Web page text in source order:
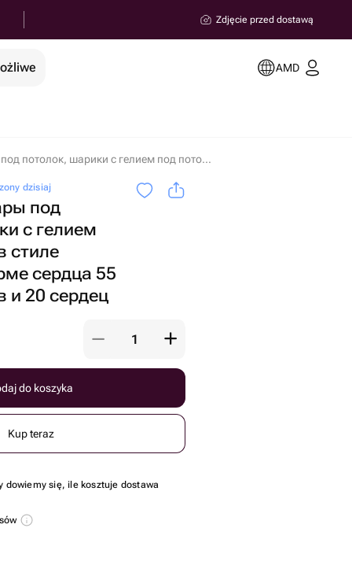
Zdjęcie przed dostawą
AMD
Воздушные шары под потолок, шарики с гелием под потолком в стиле Pinterest, в форме сердца 55 белых шариков и 20 сердец w miejscowości Erywań
dzisiaj
под
с гелием
стиле
сердца 55
и 20 сердец
do koszyka
Kup teraz
dowiemy się, ile kosztuje dostawa